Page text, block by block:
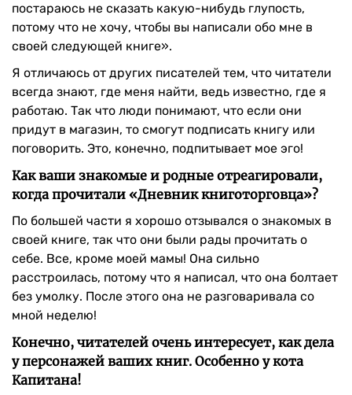
постараюсь не сказать какую-нибудь глупость,
потому что не хочу, чтобы вы написали обо мне в
своей следующей книге».
Я отличаюсь от других писателей тем, что читатели
всегда знают, где меня найти, ведь известно, где я
работаю. Так что люди понимают, что если они
придут в магазин, то смогут подписать книгу или
поговорить. Это, конечно, подпитывает мое эго!
Как ваши знакомые и родные отреагировали,
когда прочитали «Дневник книготорговца»?
По большей части я хорошо отзывался о знакомых в
своей книге, так что они были рады прочитать о
себе. Все, кроме моей мамы! Она сильно
расстроилась, потому что я написал, что она болтает
без умолку. После этого она не разговаривала со
мной неделю!
Конечно, читателей очень интересует, как дела
у персонажей ваших книг. Особенно у кота
Капитана!